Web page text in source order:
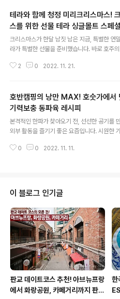
테라와 함께 청정 미리크리스마스!
스를 위한 선물 테라 싱글몰트 스페
크리스마스가 한달 남짓 남은 지금, 특별한 연
라가 특별한 선물을 준비했습니다. 바로 호주
한정판인데요. 비투지기가 한 발 앞서 빠르게 테
라거 타입 맥주 최초로 선보이는 싱글몰트 콘셉
입니다. ‘싱글몰트’는 단일 농장에서 수확한 보
단 하나의 제맥소에서 만든 맥아(Malt)를 의미
테라 싱글몰트 에디션은 유네스코 세계유산으
큼 청정한 자연을 자랑하는 호주의 태즈메이니
자란 보리를 사용했습니다. 테라는 지난해 7월
2 0 2022. 11. 21.
호반캠핑의 낭만 MAX! 호숫가에서
기력보충 동파육 레시피
본격적인 한파가 찾아오기 전, 선선한 공기를
외부 활동을 즐기기 좋은 요즘입니다. 시원한
을과 초겨울 사이의 고요한 정취를 한껏 느낄 수
는 이 곳은 대청호 로하스 캠핑장입니다. 상수원
에 자리해 있어 깨끗한 자연 속에서 평화로운
수 있는 곳인데요. 대청호를 바라보며 거닐 수
오백리길과 접해 있어 호수를 바라보며 여유로
할 수 있습니다. 출처: 대청호 로하스 캠핑장
2동을 설치할 수 있는 오토캠핑..
0 0 2022. 11. 11.
이 블로그 인기글
판교 데이트코스 추천! 아브뉴프랑
에서 화랑공원, 카페거리까지 판교
한